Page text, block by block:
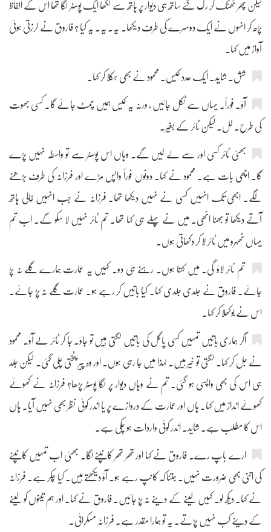
لیکن پھر ٹھٹک کر رک گئے ساتھ ہی دیوار پر ہاتھ سے لکھا ایک پوسٹر لگا تھا اس کے الفاظ
پڑھ کر انہوں نے ایک دوسرے کی طرف دیکھا۔ یہ۔ یہ۔ یہ کیا ؟ فاروق نے لرزتی ہوئی
آواز میں کہا۔
شش۔ شاید۔ ایک عدد کیس۔ محمود نے بھی ہکلا کر کہا۔
آؤ۔ فوراً۔ یہاں سے نکل جائیں ، ورنہ یہ کیس ہمیں چمٹ جائے گا۔ کسی بھوت
کی طرح۔ لل۔ لیکن ٹائر کے بغیر۔
بھئی ٹائر کسی اور سے لے لیں گے۔ وہاں اس پوسٹر سے تو واسطہ نہیں پڑے
گا۔ اچھی بات ہے۔ محمود نے کہا۔ دونوں فوراً واپس مڑے اور فرزانہ کی طرف بڑھنے
لگے۔ ابھی تک انہیں کسی نے نہیں دیکھا تھا۔ فرزانہ نے جب انہیں خالی ہاتھ
آتے دیکھا تو بھنا اٹھی۔ میں نے پہلے ہی کہا تھا۔ تم ٹائر نہیں لا سکو گے۔ اب تم
یہاں ٹھہرو میں ٹائر لا کر دکھاتی ہوں۔
تم ٹائر لاؤ گی۔ میں کہتا ہوں۔ رہنے ہی دو۔ کہیں یہ عمارت ہمارے گلے نہ پڑ
جائے۔ فاروق نے جلدی جلدی کہا۔ کیا باتیں کر رہے ہو۔ عمارت گلے نہ پڑ جائے۔
اس نے بوکھلا کر کہا۔
اگر ہماری باتیں تمہیں کسی پاگل کی باتیں لگتی ہیں تو جاؤ۔ جا کر ٹائر لے آؤ۔ محمود
نے جل کر کہا۔ لگتی تو خیر ہیں۔ لہذا میں جا رہی ہوں۔ اور وہ پیر پٹختی چلی گئی۔ لیکن جلد
ہی اس کی بھی واپسی ہو گئی۔ تم نے وہاں دیوار پر لگا پوسٹر پڑھا؟ فرزانہ نے کھوئے
کھوئے انداز میں کہا۔ ہاں اور عمارت کے دروازے پر یا اندر کوئی نظر بھی نہیں آیا۔ ہاں
اس کا مطلب ہے۔ شاید۔ اندر کوئی واردات ہو چکی ہے۔
ارے باپ رے۔ فاروق نے کہا اور تھر تھر کانپنے لگا۔ بھئی اب تمہیں کانپنے
کی اتنی بھی ضرورت نہیں۔ جتنا کہ کانپ رہے ہو۔ آؤ دیکھتے ہیں۔ کیا چکر ہے۔ فرزانہ
نے کہا۔ دیکھ لو۔ کہیں لینے کے دینے نہ پڑ جائیں۔ فاروق نے کہا۔ اور ہم تینوں کو لینے
کے دینے کب نہیں پڑتے۔ یہ تو ہمارا مقدر ہے۔ فرزانہ مسکرائی۔